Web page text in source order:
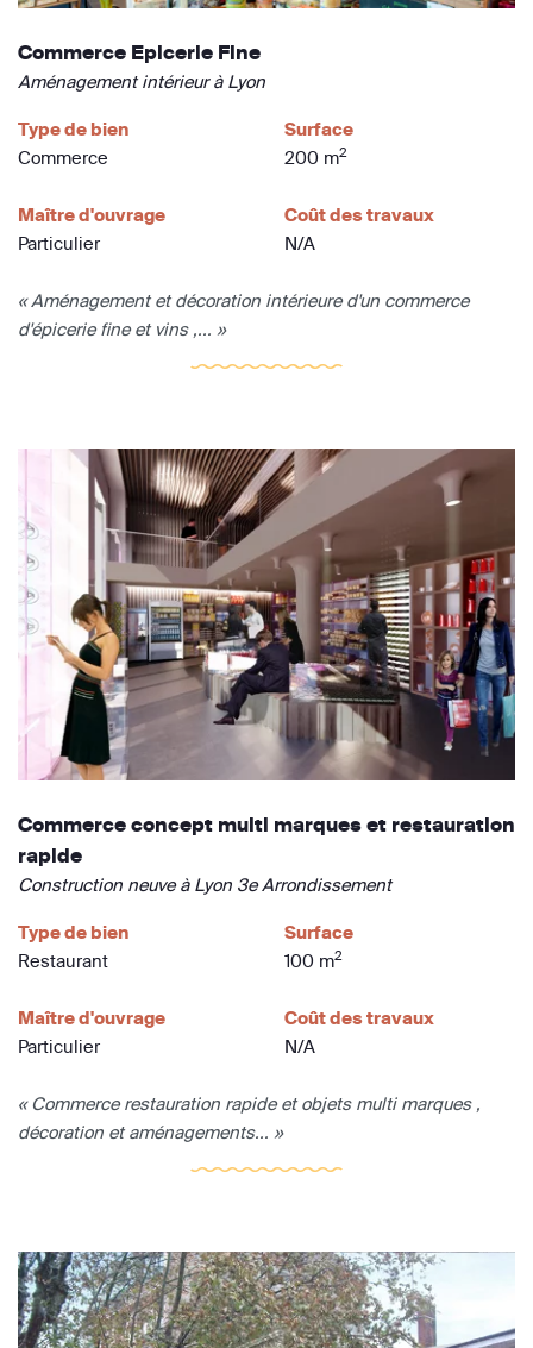
Commerce Epicerie Fine
Aménagement intérieur à Lyon
Type de bien
Commerce
Surface
200 m2
Maître d'ouvrage
Particulier
Coût des travaux
N/A
« Aménagement et décoration intérieure d'un commerce
d'épicerie fine et vins ,... »
Commerce concept multi marques et restauration
rapide
Construction neuve à Lyon 3e Arrondissement
Type de bien
Restaurant
Surface
100 m2
Maître d'ouvrage
Particulier
Coût des travaux
N/A
« Commerce restauration rapide et objets multi marques ,
décoration et aménagements... »